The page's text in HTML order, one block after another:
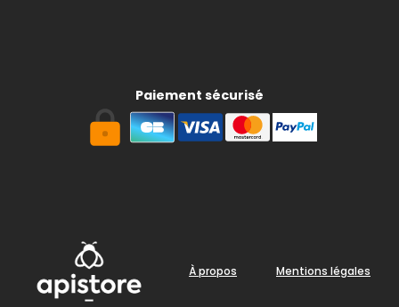
Paiement sécurisé
À propos Mentions légales